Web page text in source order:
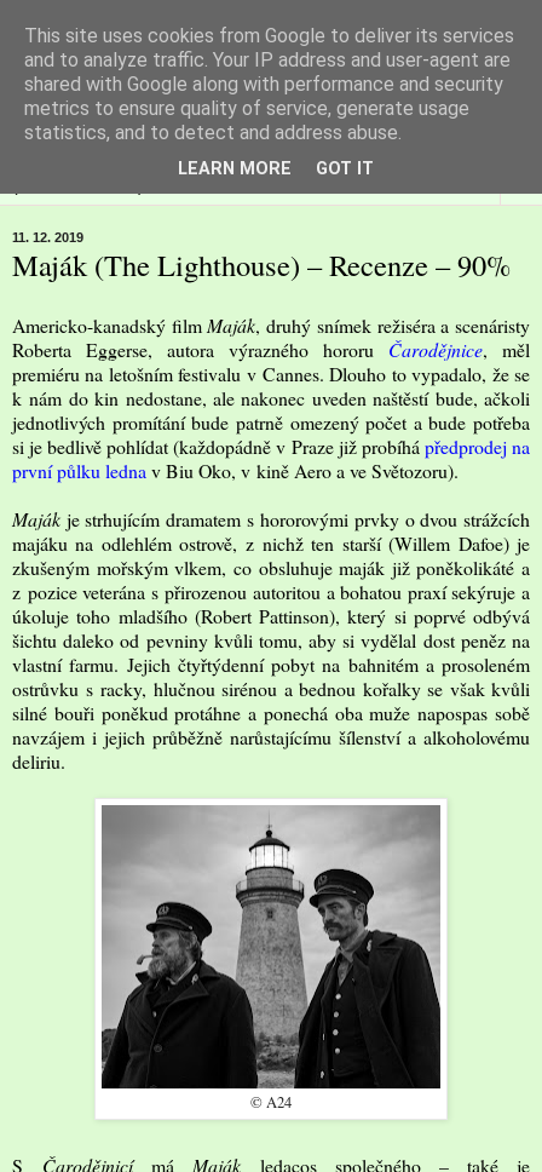
Filmspot
Recenze Honzy Vargy na filmové novinky v kinech
11. 12. 2019
Maják (The Lighthouse) – Recenze – 90%
Americko-kanadský film Maják, druhý snímek režiséra a scenáristy
Roberta Eggerse, autora výrazného hororu Čarodějnice, měl
premiéru na letošním festivalu v Cannes. Dlouho to vypadalo, že se
k nám do kin nedostane, ale nakonec uveden naštěstí bude, ačkoli
jednotlivých promítání bude patrně omezený počet a bude potřeba
si je bedlivě pohlídat (každopádně v Praze již probíhá předprodej na
první půlku ledna v Biu Oko, v kině Aero a ve Světozoru).
Maják je strhujícím dramatem s hororovými prvky o dvou strážcích
majáku na odlehlém ostrově, z nichž ten starší (Willem Dafoe) je
zkušeným mořským vlkem, co obsluhuje maják již poněkolikáté a
z pozice veterána s přirozenou autoritou a bohatou praxí sekýruje a
úkoluje toho mladšího (Robert Pattinson), který si poprvé odbývá
šichtu daleko od pevniny kvůli tomu, aby si vydělal dost peněz na
vlastní farmu. Jejich čtyřtýdenní pobyt na bahnitém a prosoleném
ostrůvku s racky, hlučnou sirénou a bednou kořalky se však kvůli
silné bouři poněkud protáhne a ponechá oba muže napospas sobě
navzájem i jejich průběžně narůstajícímu šílenství a alkoholovému
deliriu.
© A24
S Čarodějnicímá Maják ledacos společného – také je
This site uses cookies from Google to deliver its services
and to analyze traffic. Your IP address and user-agent are
shared with Google along with performance and security
metrics to ensure quality of service, generate usage
statistics, and to detect and address abuse.
LEARN MORE GOT IT